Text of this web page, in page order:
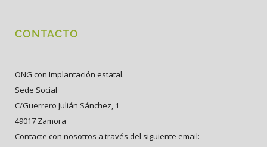
CONTACTO
ONG con Implantación estatal.
Sede Social
C/Guerrero Julián Sánchez, 1
49017 Zamora
Contacte con nosotros a través del siguiente email: